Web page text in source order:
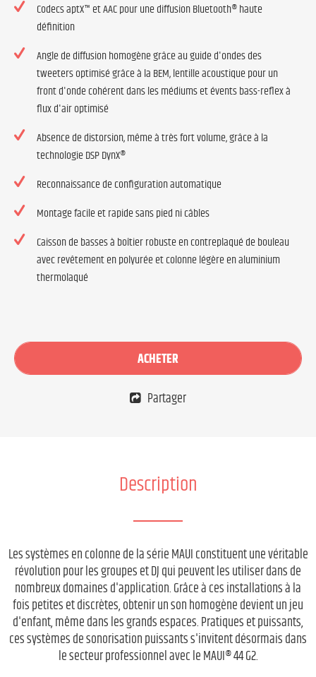
Codecs aptX™ et AAC pour une diffusion Bluetooth® haute
définition
Angle de diffusion homogène grâce au guide d'ondes des
tweeters optimisé grâce à la BEM, lentille acoustique pour un
front d'onde cohérent dans les médiums et évents bass-reflex à
flux d'air optimisé
Absence de distorsion, même à très fort volume, grâce à la
technologie DSP DynX®
Reconnaissance de configuration automatique
Montage facile et rapide sans pied ni câbles
Caisson de basses à boîtier robuste en contreplaqué de bouleau
avec revêtement en polyurée et colonne légère en aluminium
thermolaqué
ACHETER
Partager
Description
Les systèmes en colonne de la série MAUI constituent une véritable
révolution pour les groupes et DJ qui peuvent les utiliser dans de
nombreux domaines d'application. Grâce à ces installations à la
fois petites et discrètes, obtenir un son homogène devient un jeu
d'enfant, même dans les grands espaces. Pratiques et puissants,
ces systèmes de sonorisation puissants s'invitent désormais dans
le secteur professionnel avec le MAUI® 44 G2.